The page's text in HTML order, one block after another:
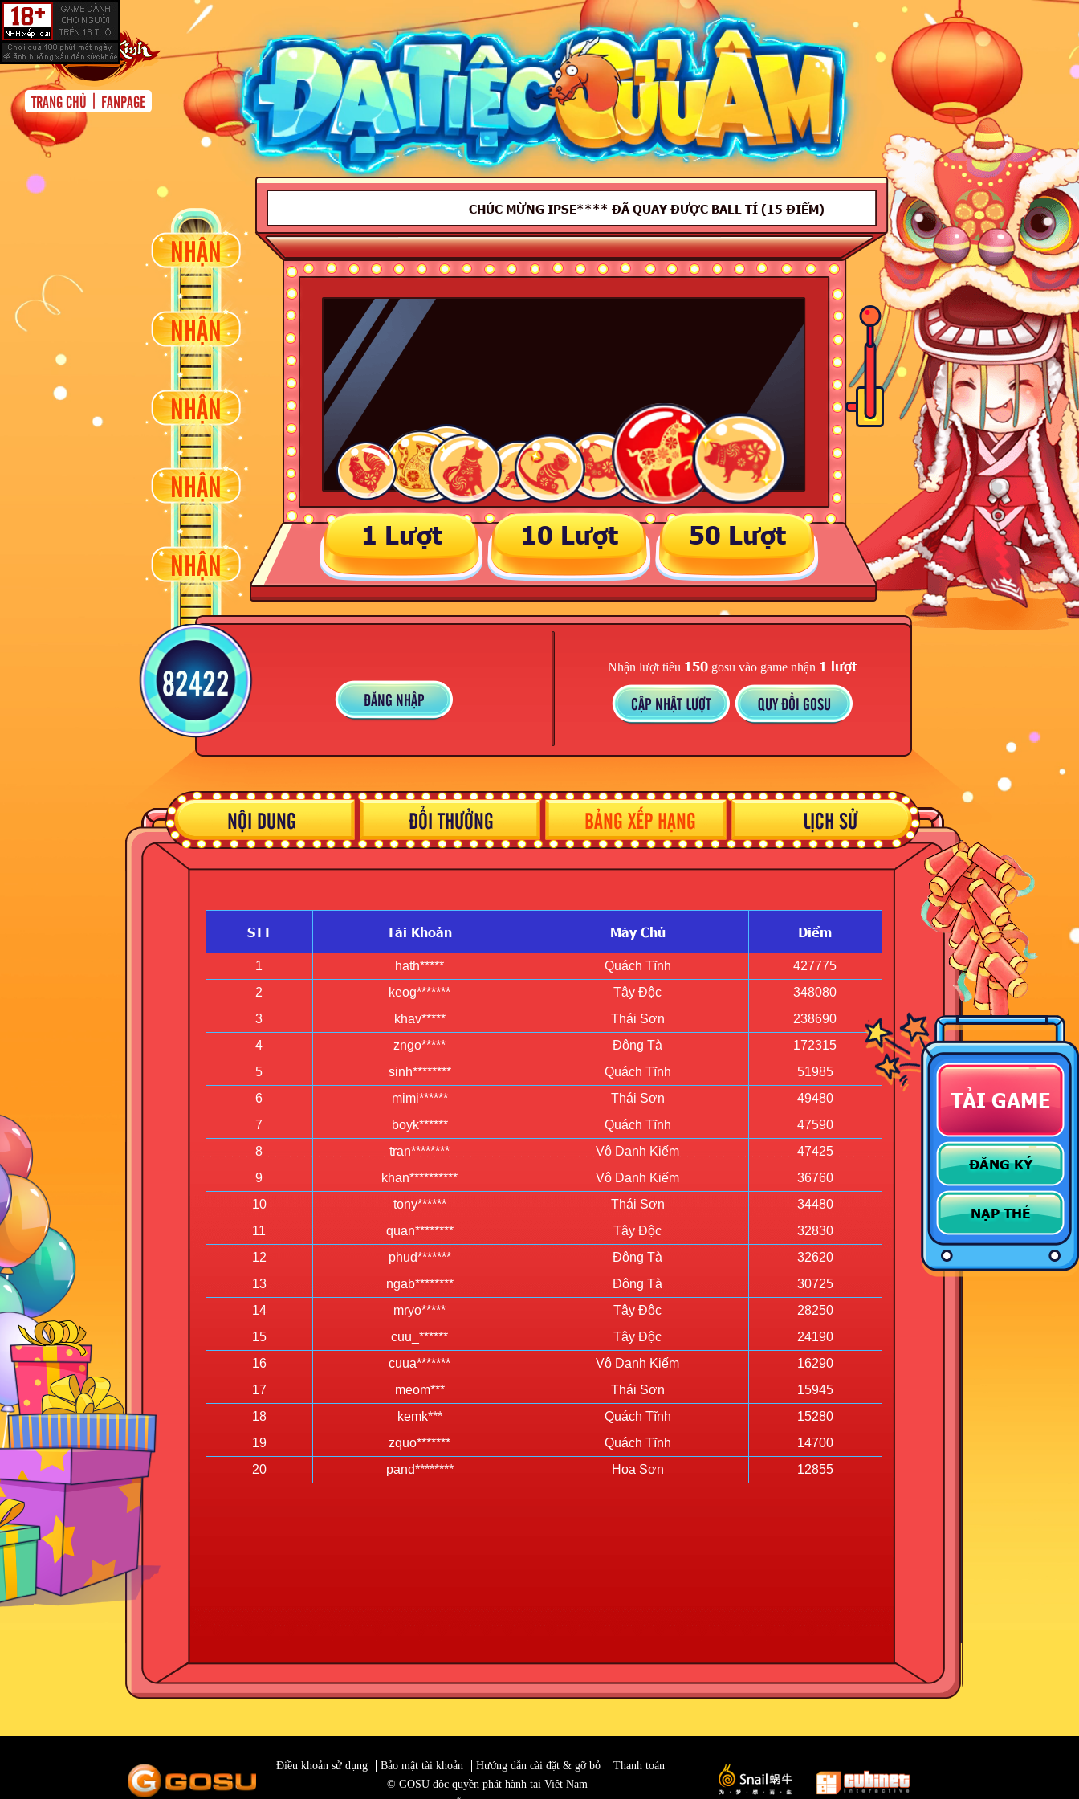
TRANG CHỦ | FANPAGE
NHẬN
NHẬN
NHẬN
NHẬN
NHẬN
82422
CHÚC MỪNGIPSE****ĐÃ QUAY ĐƯỢCBALL TÍ(15 ĐIỂM)
1 Lượt 10 Lượt 50 Lượt
ĐĂNG NHẬP
Nhận lượt tiêu 150 gosu vào game nhận 1 lượt
CẬP NHẬT LƯỢT QUY ĐỔI GOSU
NỘI DUNG ĐỔI THƯỞNG BẢNG XẾP HẠNG LỊCH SỬ
STT Tài Khoản Máy Chủ Điểm
1 hath***** Quách Tĩnh
427775
2
keog******* Tây Độc
348080
3
khav***** Thái Sơn
238690
4
zngo***** Đông Tà
172315
5
sinh******** Quách Tĩnh
51985
6
mimi****** Thái Sơn
49480
7
boyk****** Quách Tĩnh
47590
8
tran******** Vô Danh Kiếm
47425
9
khan********** Vô Danh Kiếm
36760
10
tony****** Thái Sơn
34480
11
quan******** Tây Độc
32830
12
phud******* Đông Tà
32620
13
ngab******** Đông Tà
30725
14
mryo***** Tây Độc
28250
15
cuu_****** Tây Độc
24190
16
cuua******* Vô Danh Kiếm
16290
17
meom*** Thái Sơn
15945
18
kemk*** Quách Tĩnh
15280
19
zquo******* Quách Tĩnh
14700
20
pand******** Hoa Sơn 12855
TẢI GAME
ĐĂNG KÝ
NẠP THẺ
Điều khoản sử dụng Bảo mật tài khoản Hướng dẫn cài đặt & gỡ bỏ
Thanh toán
© GOSU độc quyền phát hành tại Việt Nam